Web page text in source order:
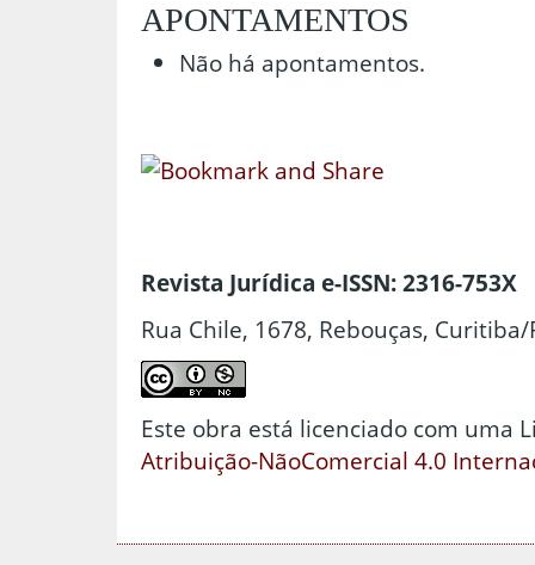
APONTAMENTOS
Não há apontamentos.
Revista Jurídica e-ISSN: 2316-753X
Rua Chile, 1678, Rebouças, Curitiba/
Este obra está licenciado com uma
Atribuição-NãoComercial 4.0